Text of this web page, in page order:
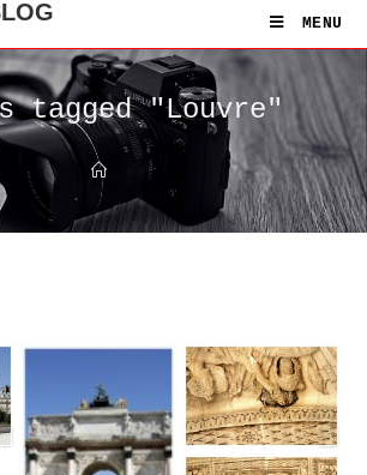
MENU
tagged "Louvre"